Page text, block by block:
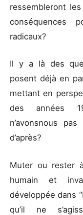
ressembleront
conséquences
radicaux?
Il y a là des
posent déjà en
mettant en
des années
n’avonsnous
d’après?
Muter ou rester
humain et
développée dans
qu’il ne